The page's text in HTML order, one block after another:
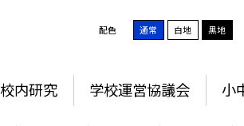
配色 通常 白地 黒地
校内研究 学校運営協議会 小